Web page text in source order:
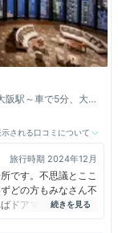
阪駅～車で5分、大阪
示される口コミについて
旅行時期 2024年12月
です。不思議とここ
どの方もみなさん不
ドアマン、ラウン
チェックインができ